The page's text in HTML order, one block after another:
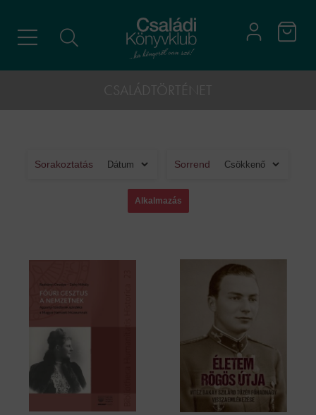
Sorakoztatás Sorrend